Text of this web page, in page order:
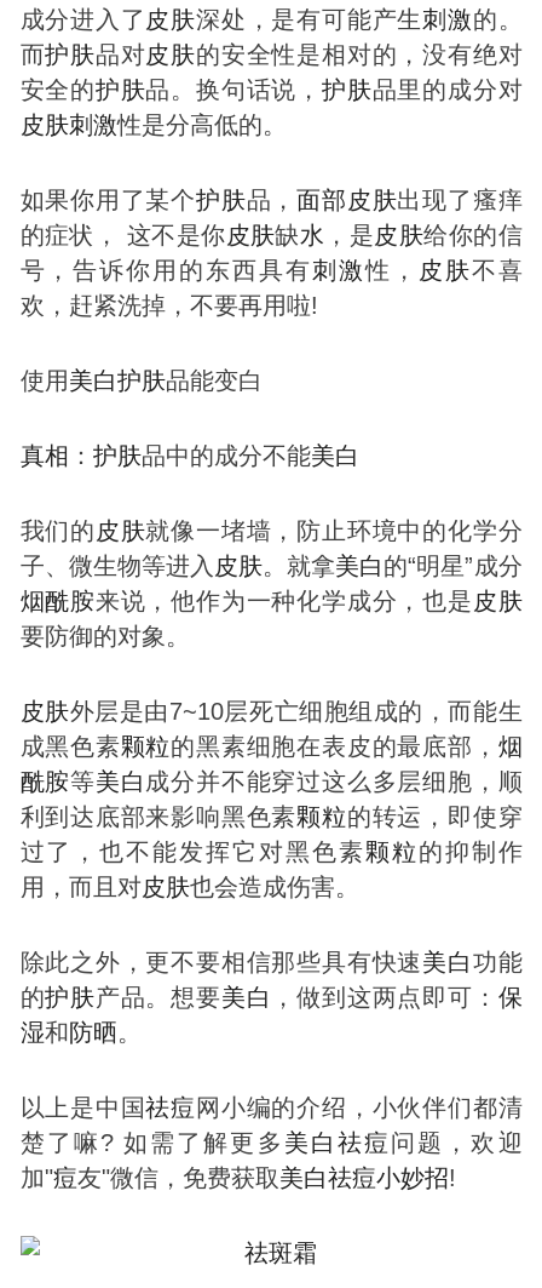
成分进入了 皮肤深处，是有可能产生刺激的。
而护肤品对皮肤的安全性是相对的，没有绝对
安全的护肤品。换句话说， 护肤品里的成分对
皮肤刺激性是分高低的。
如果你用了某个护肤品，面部 皮肤出现了瘙痒
的症状， 这不是你皮肤缺水 ，是皮肤给你的信
号，告诉你用的东西具有刺激性， 皮肤不喜
欢，赶紧洗掉，不要再用啦!
使用美白护肤品能变白
真相 ： 护肤品中的成分不能美白
我们的 皮肤就像一堵墙，防止环境中的化学分
子、微生物等进入 皮肤。就拿美白的“明星”成分
烟酰胺来说，他作为一种化学成分，也是 皮肤
要防御的对象。
皮肤外层是由7~10层死亡细胞组成的，而能生
成黑色素颗粒的黑素细胞在表皮的最底部， 烟
酰胺等美白 成分并不能穿过这么多层细胞，顺
利到达底部来影响黑色素颗粒的转运，即使穿
过了，也不能发挥它对黑色素颗粒的抑制作
用，而且对皮肤也会造成伤害。
除此之外，更不要相信那些具有快速美白功能
的护肤产品。想要美白 ，做到这两点即可： 保
湿和防晒。
以上是中国祛痘 网小编的介绍，小伙伴们都清
楚了嘛? 如需了解更多 美白 祛痘问题，欢迎
加"痘友"微信，免费获取美白祛痘小妙招!